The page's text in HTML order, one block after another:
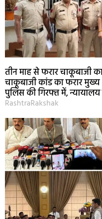
तीन माह से फरार चाकूबाजी
चाकूबाजी कांड का फरार
पुलिस की गिरफ्त में,
RashtraRakshak